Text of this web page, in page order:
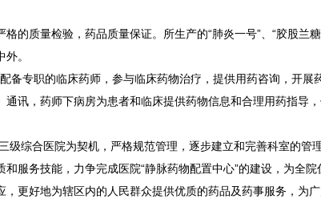
格的质量检验，药品质量保证。所生产的“肺炎一号”、“胶股兰
。
备专职的临床药师，参与临床药物治疗，提供用药咨询，开展
通讯，药师下病房为患者和临床提供药物信息和合理用药指导，
级综合医院为契机，严格规范管理，逐步建立和完善科室的
和服务技能，力争完成医院“静脉药物配置中心”的建设，为全
，更好地为辖区内的人民群众提供优质的药品及药事服务，为广